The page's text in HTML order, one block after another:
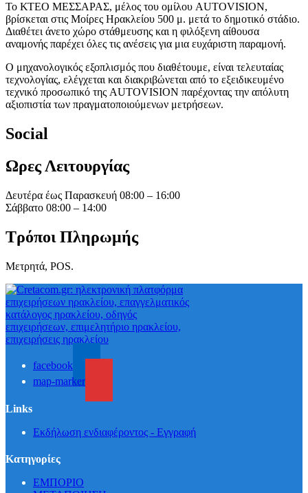
Το ΚΤΕΟ ΜΕΣΣΑΡΑΣ, μέλος του ομίλου AUTOVISION,
βρίσκεται στις Μοίρες Ηρακλείου 500 μ. μετά το δημοτικό στάδιο.
Διαθέτει άνετο χώρο στάθμευσης και η φιλόξενη αίθουσα
αναμονής παρέχει όλες τις ανέσεις για μια ευχάριστη παραμονή.
Ο μηχανολογικός εξοπλισμός που διαθέτουμε, είναι τελευταίας
τεχνολογίας, ελέγχεται και διακριβώνεται από το εξειδικευμένο
τεχνικό προσωπικό της AUTOVISION παρέχοντας την απόλυτη
αξιοπιστία των πραγματοποιούμενων μετρήσεων.
Social
Ωρες Λειτουργίας
Δευτέρα έως Παρασκευή 08:00 – 16:00
Σάββατο 08:00 – 14:00
Τρόποι Πληρωμής
Μετρητά, POS.
facebook
map-marker
Links
Εκδήλωση ενδιαφέροντος - Εγγραφή
Κατηγορίες
ΕΜΠΟΡΙΟ